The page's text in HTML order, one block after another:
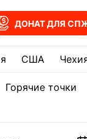
ДОНАТ ДЛЯ
США
Горячие точки